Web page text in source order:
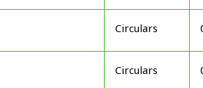
Circulars
Circulars